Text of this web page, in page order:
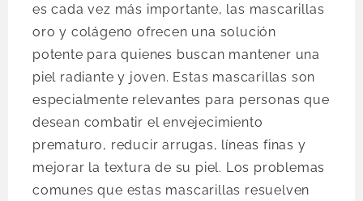
es cada vez más importante, las mascarillas
oro y colágeno ofrecen una solución
potente para quienes buscan mantener una
piel radiante y joven. Estas mascarillas son
especialmente relevantes para personas que
desean combatir el envejecimiento
prematuro, reducir arrugas, líneas finas y
mejorar la textura de su piel. Los problemas
comunes que estas mascarillas resuelven